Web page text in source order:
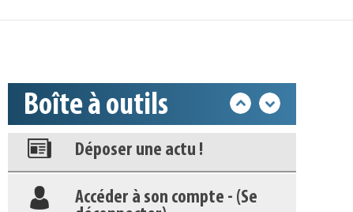
Boîte à outils
Nos veilles Scoop.it
Déposer une actu !
Accéder à son compte - (Se
déconnecter)